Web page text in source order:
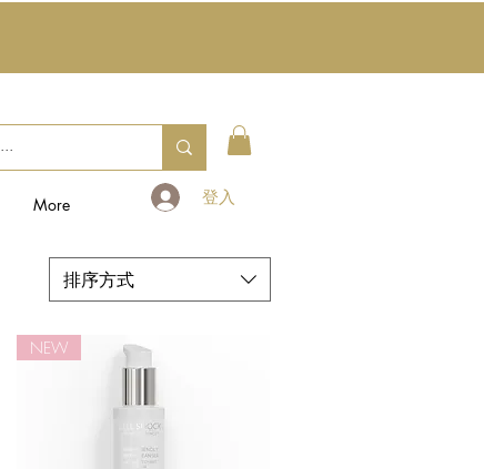
More 登入
排序方式
NEW